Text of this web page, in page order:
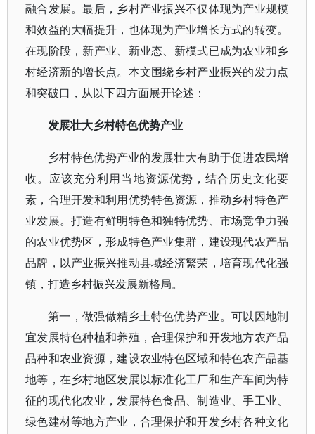
融合发展。最后，乡村产业振兴不仅体现为产业规模
和效益的大幅提升，也体现为产业增长方式的转变。
在现阶段，新产业、新业态、新模式已成为农业和乡
村经济新的增长点。本文围绕乡村产业振兴的发力点
和突破口，从以下四方面展开论述：
发展壮大乡村特色优势产业
乡村特色优势产业的发展壮大有助于促进农民增
收。应该充分利用当地资源优势，结合历史文化要
素，合理开发和利用优势特色资源，推动乡村特色产
业发展。打造有鲜明特色和独特优势、市场竞争力强
的农业优势区，形成特色产业集群，建设现代农产品
品牌，以产业振兴推动县域经济繁荣，培育现代化强
镇，打造乡村振兴发展新格局。
第一，做强做精乡土特色优势产业。可以因地制
宜发展特色种植和养殖，合理保护和开发地方农产品
品种和农业资源，建设农业特色区域和特色农产品基
地等，在乡村地区发展以标准化工厂和生产车间为特
征的现代化农业，发展特色食品、制造业、手工业、
绿色建材等地方产业，合理保护和开发乡村各种文化